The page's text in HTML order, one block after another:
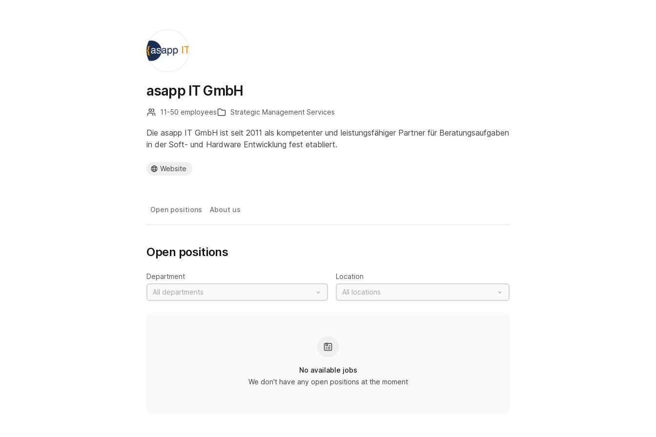
asapp IT GmbH
11-50 employees Strategic Management Services
Die asapp IT GmbH ist seit 2011 als kompetenter und leistungsfähiger Partner für Beratungsaufgaben
in der Soft- und Hardware Entwicklung fest etabliert.
Website
Open positions About us
Open positions
Department
All departments
Location
All locations
No available jobs
We don't have any open positions at the moment